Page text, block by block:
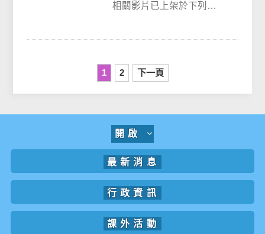
相關影片已上架於下列網
1 2 下一頁
開啟
最新消息
行政資訊
課外活動